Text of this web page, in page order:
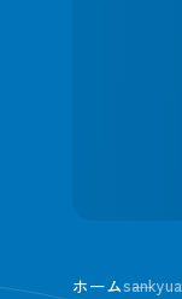
ホーム